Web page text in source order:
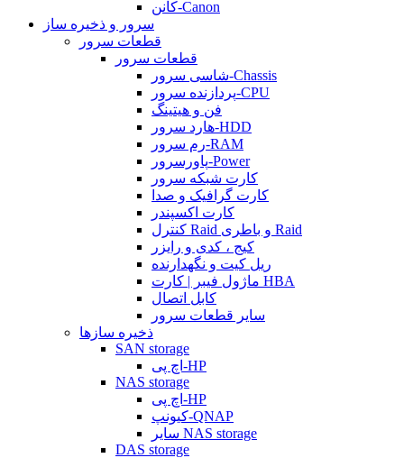
کانن-Canon
سرور و ذخیره ساز
قطعات سرور
قطعات سرور
شاسی سرور-Chassis
پردازنده سرور-CPU
فن و هیتینگ
هارد سرور-HDD
رم سرور-RAM
پاورسرور-Power
کارت شبکه سرور
کارت گرافیک و صدا
کارت اکسپندر
کنترل Raid و باطری Raid
کیج ، کدی و رایزر
ریل کیت و نگهدارنده
ماژول فیبر | کارت HBA
کابل اتصال
سایر قطعات سرور
ذخیره سازها
SAN storage
اچ پی-HP
NAS storage
اچ پی-HP
کیونپ-QNAP
سایر NAS storage
DAS storage